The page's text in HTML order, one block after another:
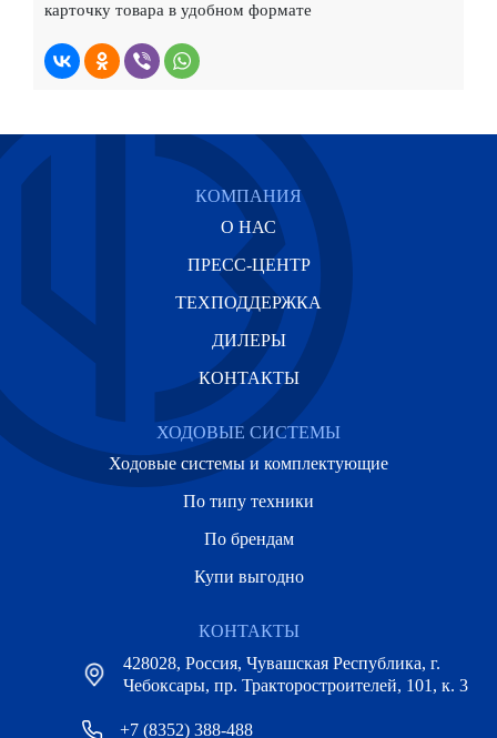
карточку товара в удобном формате
КОМПАНИЯ
О НАС
ПРЕСС-ЦЕНТР
ТЕХПОДДЕРЖКА
ДИЛЕРЫ
КОНТАКТЫ
ХОДОВЫЕ СИСТЕМЫ
Ходовые системы и комплектующие
По типу техники
По брендам
Купи выгодно
КОНТАКТЫ
428028, Россия, Чувашская Республика, г.
Чебоксары, пр. Тракторостроителей, 101, к. 3
+7 (8352) 388-488